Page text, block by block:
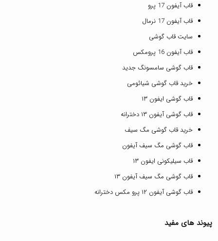
قاب آیفون 17 پرو
قاب آیفون 17 نرمال
سایت قاب گوشی
قاب آیفون 16 پرومکس
قاب گوشی سامسونگ جدید
خرید قاب گوشی شیائومی
قاب گوشی ایفون ۱۳
قاب گوشی آیفون ۱۳ دخترانه
خرید قاب گوشی مگ سیف
قاب گوشی مگ سیف آیفون
قاب سیلیکونی ایفون ۱۳
قاب گوشی مگ سیف آیفون ۱۳
قاب گوشی آیفون ۱۲ پرو مکس دخترانه
پیوند های مفید